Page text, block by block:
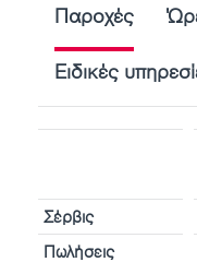
Παροχές
Ειδικές
Σέρβις
Πωλήσεις